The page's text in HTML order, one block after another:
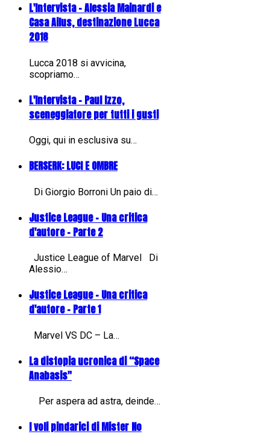
L'Intervista - Alessia Mainardi e
Casa Ailus, destinazione Lucca
2018
Lucca 2018 si avvicina,
scopriamo…
L'Intervista - Paul Izzo,
sceneggiatore per tutti i gusti
Oggi, qui in esclusiva su…
BERSERK: LUCI E OMBRE
Di Giorgio Borroni Un paio di…
Justice League - Una critica
d'autore - Parte 2
Justice League of Marvel Di
Alessio…
Justice League - Una critica
d'autore - Parte 1
Marvel VS DC – La…
La distopia ucronica di “Space
Anabasis"
Per aspera ad astra, deinde…
I voli pindarici di Mister No